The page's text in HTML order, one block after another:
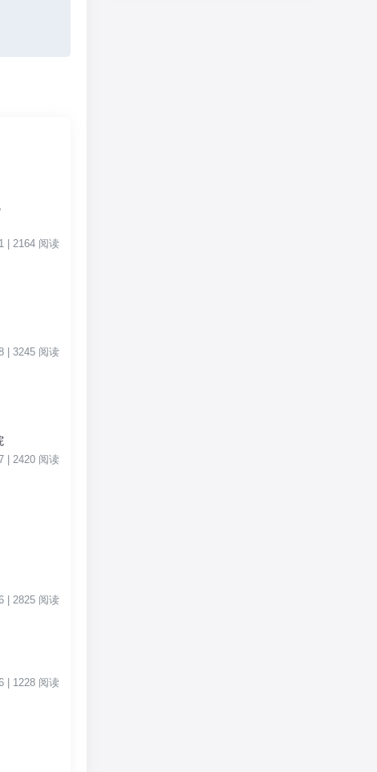
| 2164 阅读
| 3245 阅读
| 2420 阅读
| 2825 阅读
| 1228 阅读